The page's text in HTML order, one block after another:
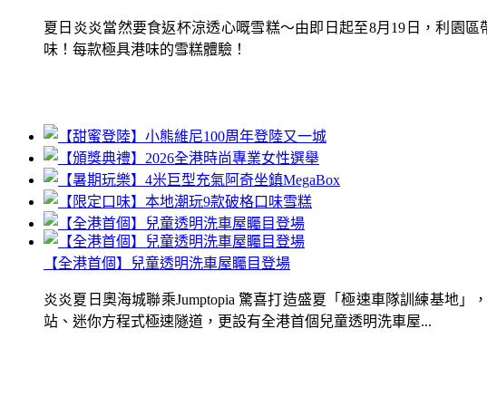
夏日炎炎當然要食返杯涼透心嘅雪糕～由即日起至8月19日，利園
味！每款極具港味的雪糕體驗！
【全港首個】兒童透明洗車屋矚目登場
炎炎夏日奧海城聯乘Jumptopia 驚喜打造盛夏「極速車隊訓練基地
站、迷你方程式極速隧道，更設有全港首個兒童透明洗車屋...